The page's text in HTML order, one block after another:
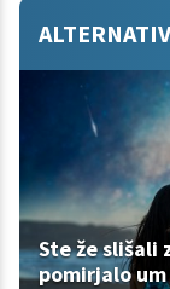
Ste že slišali
pomirjalo um